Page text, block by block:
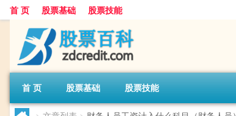
首 页 股票基础 股票技能
首 页 股票基础 股票技能